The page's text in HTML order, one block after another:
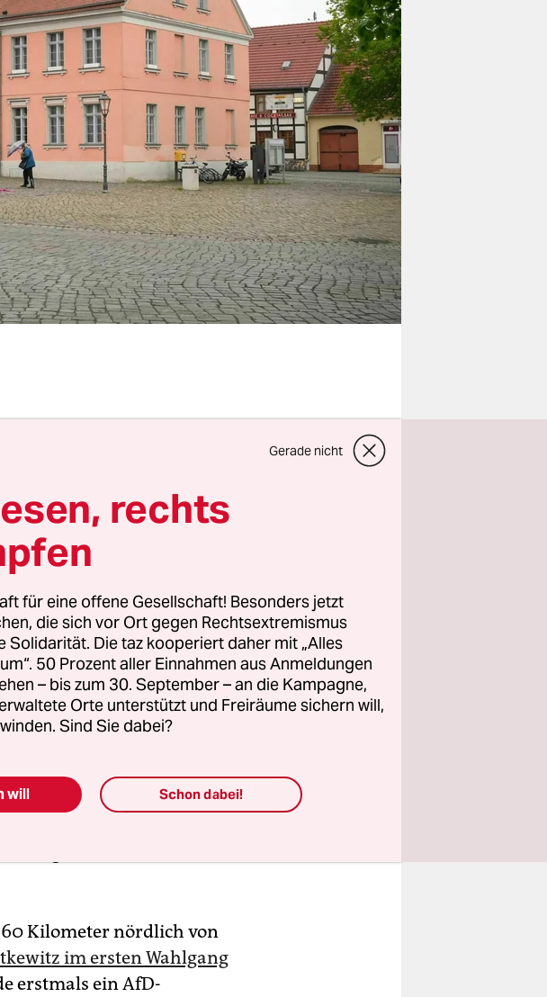
ein AfD-Mann zum
Erkundung in der Stadt
teilen
in Zehdenick
in den Himmel, zwei
Kilometer nördlich von
im ersten Wahlgang
erstmals ein AfD-
Gerade nicht
rechts
für eine offene Gesellschaft! Besonders jetzt
die sich vor Ort gegen Rechtsextremismus
Solidarität. Die taz kooperiert daher mit „Alles
50 Prozent aller Einnahmen aus Anmeldungen
– bis zum 30. September – an die Kampagne,
Orte unterstützt und Freiräume sichern will,
Sind Sie dabei?
will Schon dabei!